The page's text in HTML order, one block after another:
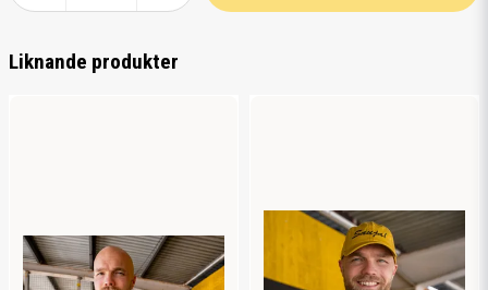
Liknande produkter